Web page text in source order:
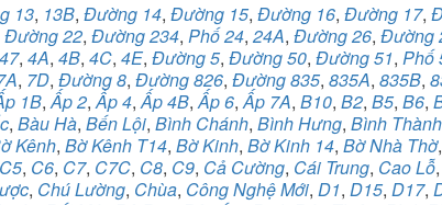
13, 13B, Đường 14, Đường 15, Đường 16, Đường 17,
Đường 22, Đường 234, Phố 24, 24A, Đường 26, Đường
, 4A, 4B, 4C, 4E, Đường 5, Đường 50, Đường 51, Phố
, 7D, Đường 8, Đường 826, Đường 835, 835A, 835B,
1B,Ấp 2,Ấp 4,Ấp 4B,Ấp 6,Ấp 7A, B10, B2, B5, B6,
, Bàu Hà, Bến Lội, Bình Chánh, Bình Hưng, Bình Thành
Kênh, Bờ Kênh T14, Bờ Kinh, Bờ Kinh 14, Bờ Nhà Thờ,
C5, C6, C7, C7C, C8, C9, Cả Cường, Cái Trung, Cao Lỗ,
, Chú Lường, Chùa, Công Nghệ Mới, D1, D15, D17,